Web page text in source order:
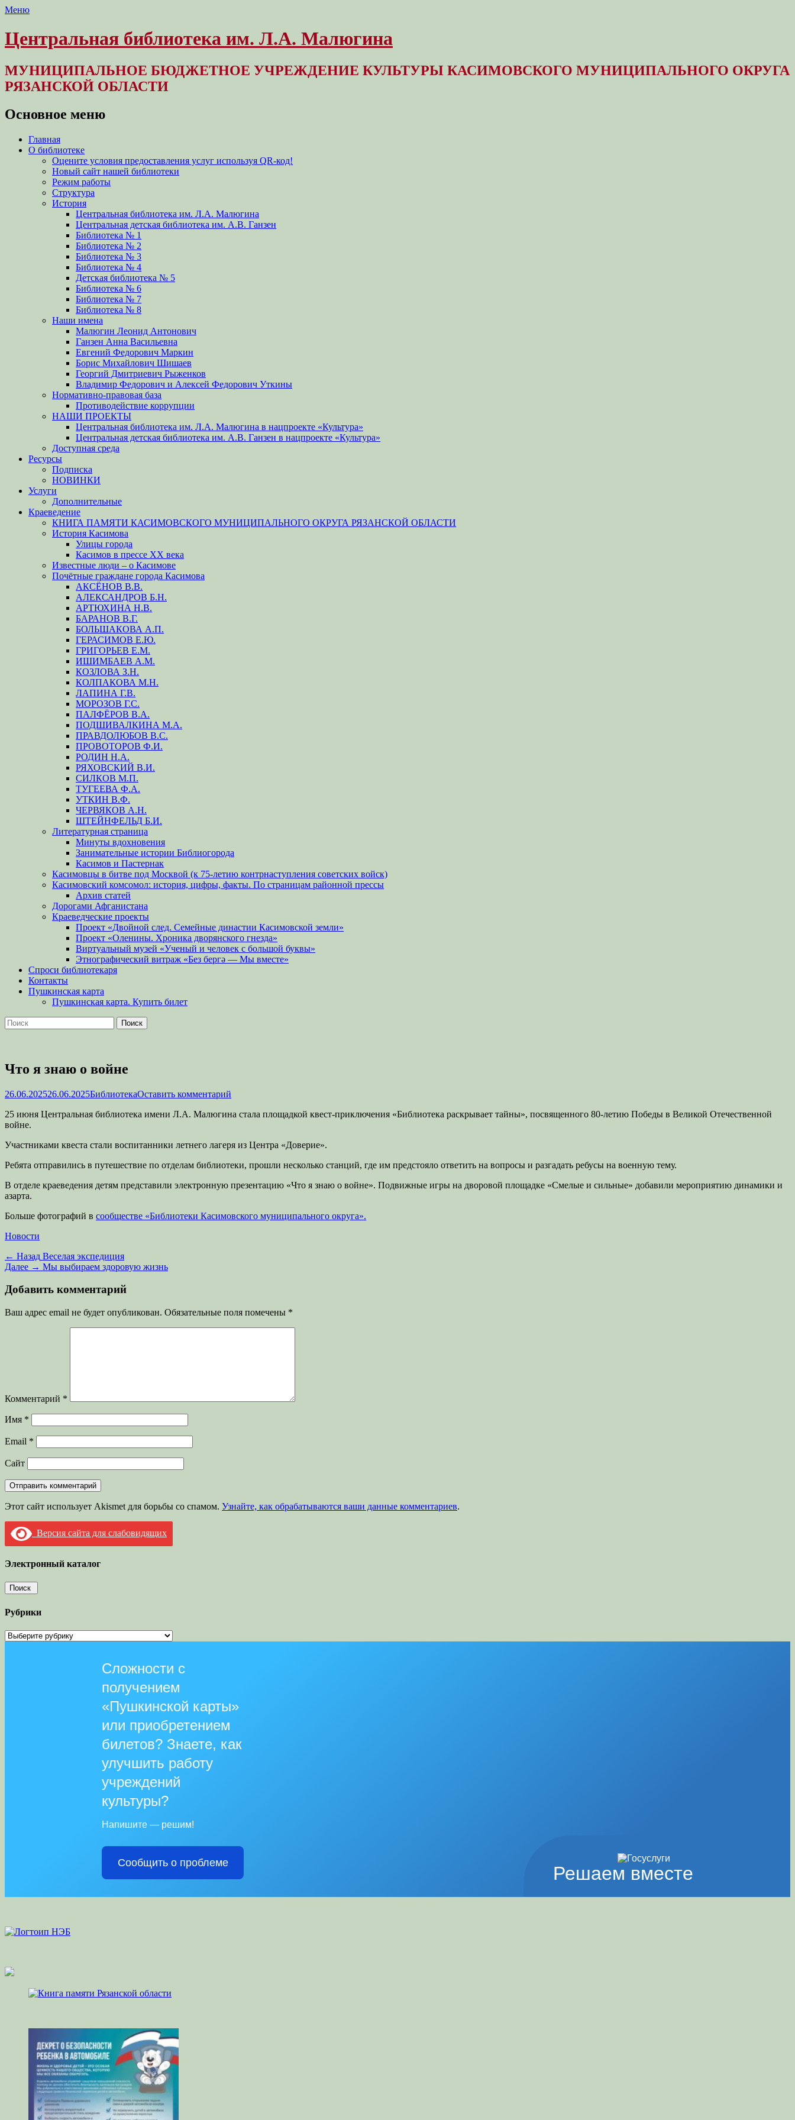
Меню
Центральная библиотека им. Л.А. Малюгина
МУНИЦИПАЛЬНОЕ БЮДЖЕТНОЕ УЧРЕЖДЕНИЕ КУЛЬТУРЫ КАСИМОВСКОГО МУНИЦИПАЛЬНОГО ОКРУГА
РЯЗАНСКОЙ ОБЛАСТИ
Основное меню
Перейти
содержимому
Главная
О библиотеке
Оцените условия предоставления услуг используя QR-код!
Новый сайт нашей библиотеки
Режим работы
Структура
История
Центральная библиотека им. Л.А. Малюгина
Центральная детская библиотека им. А.В. Ганзен
Библиотека № 1
Библиотека № 2
Библиотека № 3
Библиотека № 4
Детская библиотека № 5
Библиотека № 6
Библиотека № 7
Библиотека № 8
Наши имена
Малюгин Леонид Антонович
Ганзен Анна Васильевна
Евгений Федорович Маркин
Борис Михайлович Шишаев
Георгий Дмитриевич Рыженков
Владимир Федорович и Алексей Федорович Уткины
Нормативно-правовая база
Противодействие коррупции
НАШИ ПРОЕКТЫ
Центральная библиотека им. Л.А. Малюгина в нацпроекте «Культура»
Центральная детская библиотека им. А.В. Ганзен в нацпроекте «Культура»
Доступная среда
Ресурсы
Подписка
НОВИНКИ
Услуги
Дополнительные
Краеведение
КНИГА ПАМЯТИ КАСИМОВСКОГО МУНИЦИПАЛЬНОГО ОКРУГА РЯЗАНСКОЙ ОБЛАСТИ
История Касимова
Улицы города
Касимов в прессе XX века
Известные люди – о Касимове
Почётные граждане города Касимова
АКСЁНОВ В.В.
АЛЕКСАНДРОВ Б.Н.
АРТЮХИНА Н.В.
БАРАНОВ В.Г.
БОЛЬШАКОВА А.П.
ГЕРАСИМОВ Е.Ю.
ГРИГОРЬЕВ Е.М.
ИШИМБАЕВ А.М.
КОЗЛОВА З.Н.
КОЛПАКОВА М.Н.
ЛАПИНА Г.В.
МОРОЗОВ Г.С.
ПАЛФЁРОВ В.А.
ПОДШИВАЛКИНА М.А.
ПРАВДОЛЮБОВ В.С.
ПРОВОТОРОВ Ф.И.
РОДИН Н.А.
РЯХОВСКИЙ В.И.
СИЛКОВ М.П.
ТУГЕЕВА Ф.А.
УТКИН В.Ф.
ЧЕРВЯКОВ А.Н.
ШТЕЙНФЕЛЬД Б.И.
Литературная страница
Минуты вдохновения
Занимательные истории Библиогорода
Касимов и Пастернак
Касимовцы в битве под Москвой (к 75-летию контрнаступления советских войск)
Касимовский комсомол: история, цифры, факты. По страницам районной прессы
Архив статей
Дорогами Афганистана
Краеведческие проекты
Проект «Двойной след. Семейные династии Касимовской земли»
Проект «Оленины. Хроника дворянского гнезда»
Виртуальный музей «Ученый и человек с большой буквы»
Этнографический витраж «Без бергə — Мы вместе»
Спроси библиотекаря
Контакты
Пушкинская карта
Пушкинская карта. Купить билет
Поиск
Найти:
Что я знаю о войне
Опубликовано
26.06.202526.06.2025Автор
БиблиотекаОставить комментарий
25 июня Центральная библиотека имени Л.А. Малюгина стала площадкой квест-приключения «Библиотека раскрывает тайны», посвященного 80-летию Победы в Великой Отечественной
войне.
Участниками квеста стали воспитанники летнего лагеря из Центра «Доверие».
Ребята отправились в путешествие по отделам библиотеки, прошли несколько станций, где им предстояло ответить на вопросы и разгадать ребусы на военную тему.
В отделе краеведения детям представили электронную презентацию «Что я знаю о войне». Подвижные игры на дворовой площадке «Смелые и сильные» добавили мероприятию динамики и
азарта.
Больше фотографий в сообществе «Библиотеки Касимовского муниципального округа».
Категории
Новости
Навигация
по
записям
← Назад Предыдущая
запись:
Веселая экспедиция
Далее → Следующая
Мы выбираем здоровую жизнь
Добавить комментарий
Ваш адрес email не будет опубликован. Обязательные поля помечены *
Комментарий *
Имя *
Email *
Сайт
Этот сайт использует Akismet для борьбы со спамом. Узнайте, как обрабатываются ваши данные комментариев.
Версия сайта для слабовидящих
Электронный каталог
Рубрики
Рубрики
Решаем вместе
Сложности с
получением
«Пушкинской карты»
или приобретением
билетов? Знаете, как
улучшить работу
учреждений
культуры?
Напишите — решим!
Сообщить о проблеме